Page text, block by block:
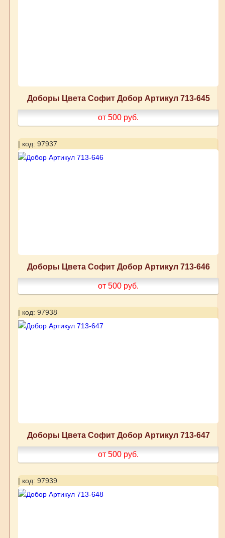
Доборы Цвета Софит Добор Артикул 713-645
от 500 руб.
| код: 97937
Доборы Цвета Софит Добор Артикул 713-646
от 500 руб.
| код: 97938
Доборы Цвета Софит Добор Артикул 713-647
от 500 руб.
| код: 97939